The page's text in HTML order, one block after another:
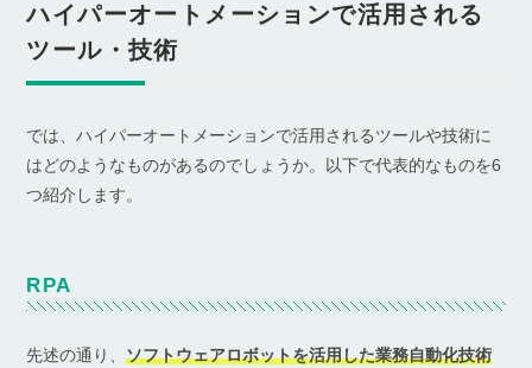
ハイパーオートメーションで活用される
ツール・技術
では、ハイパーオートメーションで活用されるツールや技術に
はどのようなものがあるのでしょうか。以下で代表的なものを6
つ紹介します。
RPA
先述の通り、ソフトウェアロボットを活用した業務自動化技術